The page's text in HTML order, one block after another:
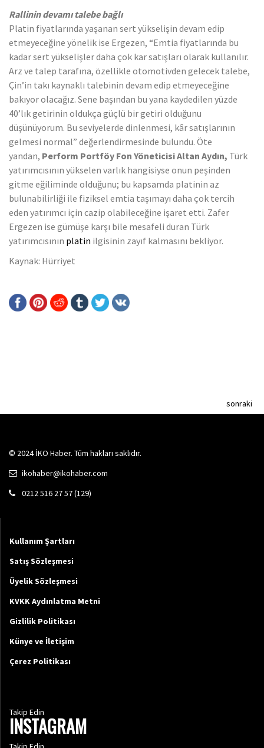
Rallinin devamı talebe bağlı
Platin fiyatlarında yaşanan sert yükselişin devam edip
etmeyeceğine yönelik ise Ergezen, “Emtia fiyatlarında bu
kadar sert yükselişler daha çok kar satışları olarak kullanılır.
Arz ve talep tarafına, özellikle otomotivden gelecek talebe,
Çin’in takı kaynaklı talebinin devam edip etmeyeceğine
bakıyor olacağız. Sene başından bu yana kaydedilen yüzde
40’lık getirinin oldukça güçlü bir getiri olduğunu
düşünüyorum. Bu seviyelerde dinlenmesi, kâr satışlarının
gelmesi normal” değerlendirmesinde bulundu. Öte
yandan, Perform Portföy Fon Yöneticisi Altan Aydın, Türk
yatırımcısının yükselen varlık hangisiyse onun peşinden
gitme eğiliminde olduğunu; bu kapsamda platinin az
bulunabilirliği ile fiziksel emtia taşımayı daha çok tercih
eden yatırımcı için cazip olabileceğine işaret etti. Zafer
Ergezen ise gümüşe karşı bile mesafeli duran Türk
yatırımcısının platin ilgisinin zayıf kalmasını bekliyor.
Kaynak: Hürriyet
sonraki
© 2024 İKO Haber. Tüm hakları saklıdır.
ikohaber@ikohaber.com
0212 516 27 57 (129)
Kullanım Şartları
Satış Sözleşmesi
Üyelik Sözleşmesi
KVKK Aydınlatma Metni
Gizlilik Politikası
Künye ve İletişim
Çerez Politikası
Takip Edin
INSTAGRAM